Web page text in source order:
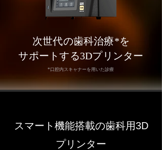
次世代の歯科治療*を
サポートする3Dプリンター
*口腔内スキャナーを用いた診療
スマート機能搭載の歯科用3D
プリンター